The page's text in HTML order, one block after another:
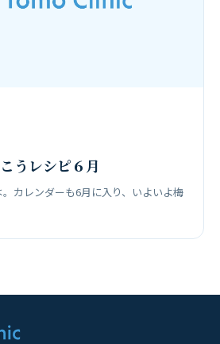
うレシピ６月
カレンダーも6月に入り、いよいよ梅